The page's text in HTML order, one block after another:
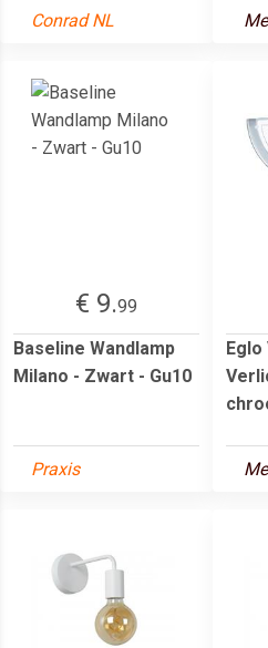
Conrad NL
€ 9.99
Baseline Wandlamp
Milano - Zwart - Gu10
Praxis
Eglo